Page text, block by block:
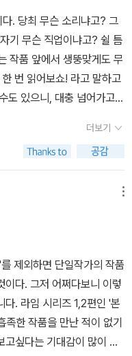
나 번번이 실패한다. 법무
고, 그래서 더더욱 캘꾼이
다 캘꾼을 고용한 청부업
인공에게 임무 중단이 내려
이대로 상층부의 말을 따를
것인가.솔직히 스릴러치고
느꼈다. 아마 디버 자신도 잘
을 보완하기 위해 언제나
번에도 화려한 악의 등장으
프로 범죄자는 정보를 캐
다. A의 정보를 캐내려 A
약점을 잡아 이용한다. 그
기도 하고, 미끼가 되어주기
구나 꼼짝 못 하게 만드는
것이다. 그래서 캘꾼에게
정말 수많은 범죄자를 봐왔
다가 공범들까지 있었으
. 당최 무슨 소리냐고? 그
기 무슨 직업이냐고? 쉴 틈
작품 앞에서 생뚱맞게도 무
번 읽어보쇼! 라고 말하고
도 있으니, 대충 넘어가고.
이 등장한다. 뭔 소린가 하
정보를 어떠한 수단을 동
리고 양치기는 주연, 즉 중
하는 이들을 뜻한다. 주인공
나 정보제공자를 보호하
과제는 어떻게 해서든 주연
다. 하지만 그는 동시에 다
에이브를 살해한 캘꾼, ‘러
출 전문가라는 이름에 걸맞
행동도 서슴지 않는 인물
있던 코르트에게 어느 날
찰관 케슬러를 타깃으로
더보기
제외하면 단일작가의 작품
이다. 그저 어쩌다보니 이렇
다. 라임 시리즈 1,2편인 '본
족한 작품을 만난 적이 없기
싶다는 기대감이 많이 작